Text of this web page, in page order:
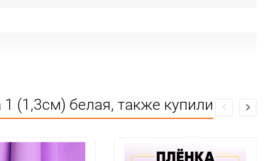
(1,3см) белая, также купили